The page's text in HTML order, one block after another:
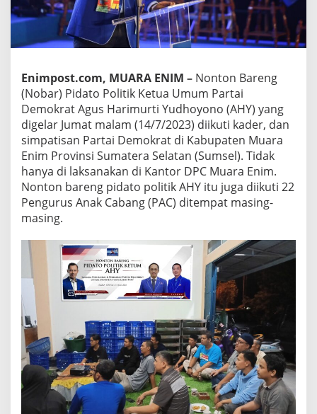
Enimpost.com, MUARA ENIM – Nonton Bareng
(Nobar) Pidato Politik Ketua Umum Partai
Demokrat Agus Harimurti Yudhoyono (AHY) yang
digelar Jumat malam (14/7/2023) diikuti kader, dan
simpatisan Partai Demokrat di Kabupaten Muara
Enim Provinsi Sumatera Selatan (Sumsel). Tidak
hanya di laksanakan di Kantor DPC Muara Enim.
Nonton bareng pidato politik AHY itu juga diikuti 22
Pengurus Anak Cabang (PAC) ditempat masing-
masing.